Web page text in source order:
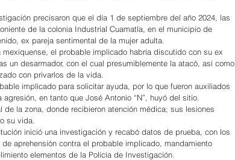
precisaron que el día 1 de septiembre del año 2024, las
de la colonia Industrial Cuamatla, en el municipio de
ex pareja sentimental de la mujer adulta.
el probable implicado habría discutido con su ex
un desarmador, con el cual presumiblemente la atacó, así como
con privarlos de la vida.
implicado para solicitar ayuda, por lo que fueron auxiliados
en tanto que José Antonio “N”, huyó del sitio.
la zona, donde recibieron atención médica; sus lesiones
su vida.
inició una investigación y recabó datos de prueba, con los
aprehensión contra el probable implicado, mandamiento
elementos de la Policía de Investigación.